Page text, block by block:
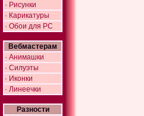
· Рисунки
· Карикатуры
· Обои для PC
Вебмастерам
· Анимашки
· Силуэты
· Иконки
· Линеечки
Разности